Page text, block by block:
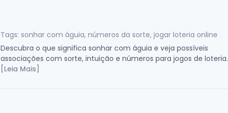
Tags: sonhar com águia, números da sorte, jogar loteria online
Descubra o que significa sonhar com águia e veja possíveis
associações com sorte, intuição e números para jogos de loteria.
[Leia Mais]